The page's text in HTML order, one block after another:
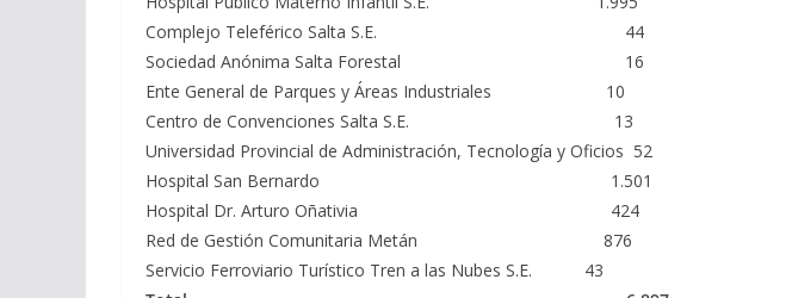
Complejo Teleférico Salta S.E. 44
Sociedad Anónima Salta Forestal 16
Ente General de Parques y Áreas Industriales 10
Centro de Convenciones Salta S.E. 13
Universidad Provincial de Administración, Tecnología y Oficios 52
Hospital San Bernardo 1.501
Hospital Dr. Arturo Oñativia 424
Red de Gestión Comunitaria Metán 876
Servicio Ferroviario Turístico Tren a las Nubes S.E. 43